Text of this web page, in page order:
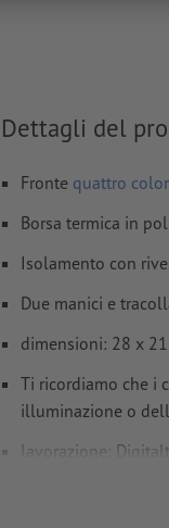
I contenuti dei
Come si creano
Dettagli del
Fronte quattro
Borsa termica in
Isolamento con
Due manici e
dimensioni: 28 x
Ti ricordiamo che i
illuminazione o
lavorazione: